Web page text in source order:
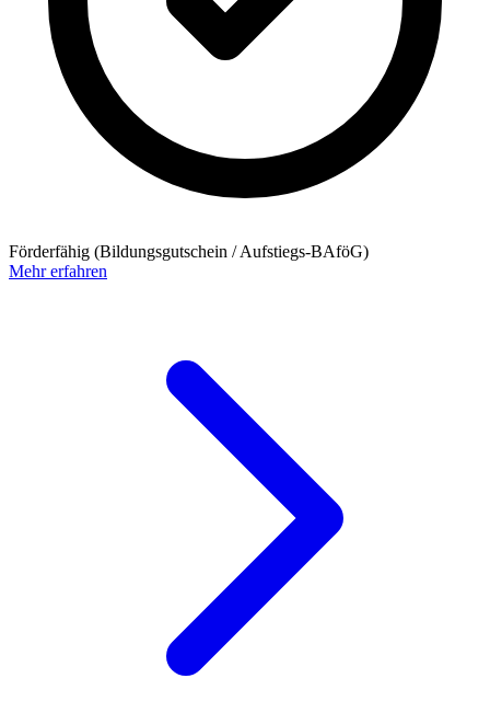
Förderfähig (Bildungsgutschein / Aufstiegs-BAföG)
Mehr erfahren